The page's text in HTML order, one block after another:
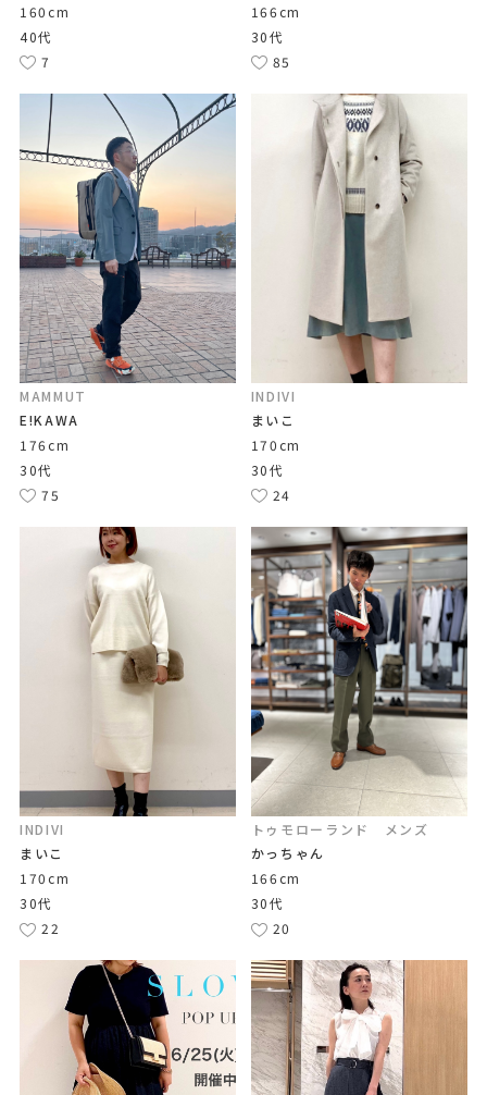
160cm
40代
7
166cm
30代
85
MAMMUT
E!KAWA
176cm
30代
75
INDIVI
まいこ
170cm
30代
24
INDIVI
まいこ
170cm
30代
22
トゥモローランド メンズ
かっちゃん
166cm
30代
20